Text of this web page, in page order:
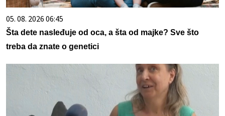
05. 08. 2026 06:45
Šta dete nasleđuje od oca, a šta od majke? Sve što
treba da znate o genetici